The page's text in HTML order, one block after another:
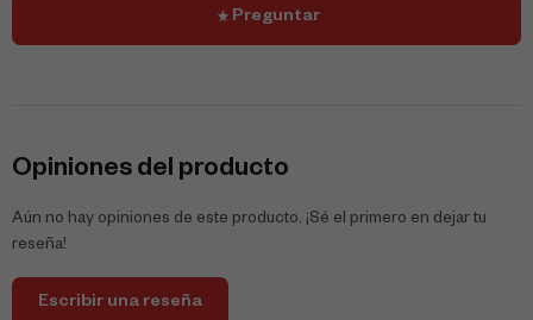
Preguntar
Opiniones del producto
Aún no hay opiniones de este producto. ¡Sé el primero en dejar tu
reseña!
Escribir una reseña